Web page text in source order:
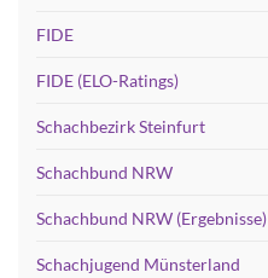
FIDE
FIDE (ELO-Ratings)
Schachbezirk Steinfurt
Schachbund NRW
Schachbund NRW (Ergebnisse)
Schachjugend Münsterland